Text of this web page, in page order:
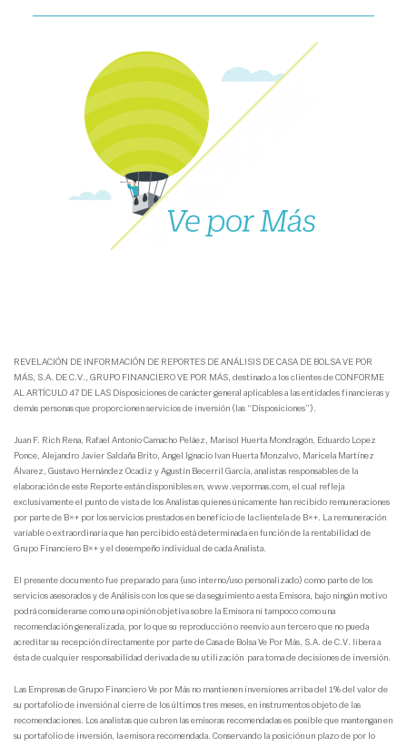
REVELACIÓN DE INFORMACIÓN DE REPORTES DE ANÁLISIS DE CASA DE BOLSA VE POR
MÁS, S.A. DE C.V., GRUPO FINANCIERO VE POR MÁS, destinado a los clientes de CONFORME
AL ARTÍCULO 47 DE LAS Disposiciones de carácter general aplicables a las entidades financieras y
demás personas que proporcionen servicios de inversión (las “Disposiciones”).
Juan F. Rich Rena, Rafael Antonio Camacho Peláez, Marisol Huerta Mondragón, Eduardo Lopez
Ponce, Alejandro Javier Saldaña Brito, Angel Ignacio Ivan Huerta Monzalvo, Maricela Martínez
Álvarez, Gustavo Hernández Ocadiz y Agustín Becerril García, analistas responsables de la
elaboración de este Reporte están disponibles en, www.vepormas.com, el cual refleja
exclusivamente el punto de vista de los Analistas quienes únicamente han recibido remuneraciones
por parte de B×+ por los servicios prestados en beneficio de la clientela de B×+. La remuneración
variable o extraordinaria que han percibido está determinada en función de la rentabilidad de
Grupo Financiero B×+ y el desempeño individual de cada Analista.
El presente documento fue preparado para (uso interno/uso personalizado) como parte de los
servicios asesorados y de Análisis con los que se da seguimiento a esta Emisora, bajo ningún motivo
podrá considerarse como una opinión objetiva sobre la Emisora ni tampoco como una
recomendación generalizada, por lo que su reproducción o reenvío a un tercero que no pueda
acreditar su recepción directamente por parte de Casa de Bolsa Ve Por Más, S.A. de C.V. libera a
ésta de cualquier responsabilidad derivada de su utilización para toma de decisiones de inversión.
Las Empresas de Grupo Financiero Ve por Más no mantienen inversiones arriba del 1% del valor de
su portafolio de inversión al cierre de los últimos tres meses, en instrumentos objeto de las
recomendaciones. Los analistas que cubren las emisoras recomendadas es posible que mantengan en
su portafolio de inversión, la emisora recomendada. Conservando la posición un plazo de por lo